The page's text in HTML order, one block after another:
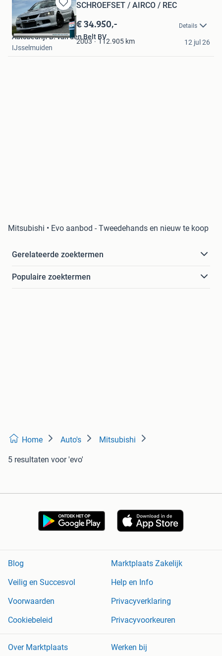
Bewaren
in
Mijn
Favorieten
SCHROEFSET / AIRCO / REC
€ 34.950,- Details
2003 112.905 km
Autobedrijf B. van den Belt BV
IJsselmuiden
12 jul 26
Mitsubishi • Evo aanbod - Tweedehands en nieuw te koop
Gerelateerde zoektermen
Populaire zoektermen
Home Auto's Mitsubishi
5 resultaten voor 'evo'
Blog
Marktplaats Zakelijk
Veilig en Succesvol
Help en Info
Voorwaarden
Privacyverklaring
Cookiebeleid
Privacyvoorkeuren
Over Marktplaats Werken bij